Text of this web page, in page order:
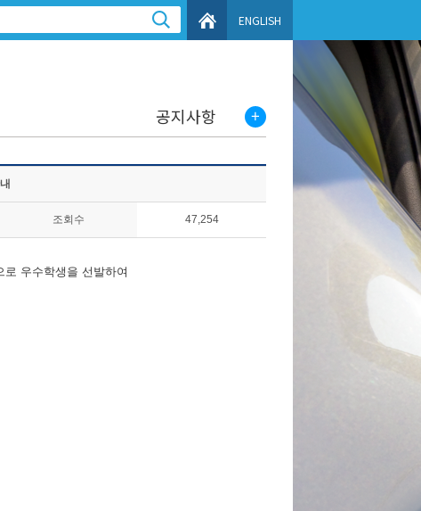
ENGLISH
공지사항
조회수 47,254
로 우수학생을 선발하여